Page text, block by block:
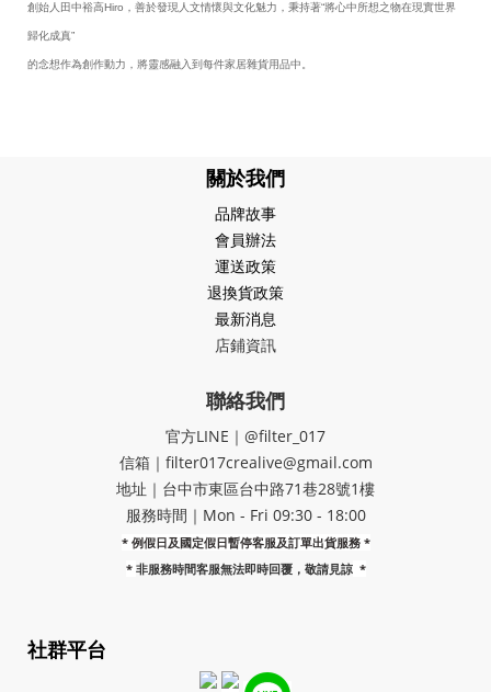
創始人田中裕高Hiro，善於發現人文情懷與文化魅力，秉持著“將心中所想之物在現實世界
歸化成真”
的念想作為創作動力，將靈感融入到每件家居雜貨用品中。
關於我們
品牌故事
會員辦法
運送政策
退換貨政策
最新消息
店鋪資訊
聯絡我們
官方LINE｜@filter_017
信箱｜filter017crealive@gmail.com
地址｜​台中市東區台中路71巷28號1樓
服務時間｜Mon - Fri 09:30 - 18:00
* 例假日及國定假日暫停客服及訂單出貨服務 *
* 非服務時間客服無法即時回覆，敬請見諒 *
社群平台